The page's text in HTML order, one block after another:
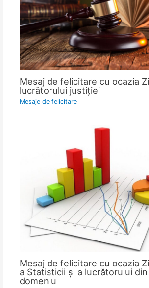
Mesaj de felicitare cu ocazia
lucrătorului justiţiei
Mesaje de felicitare
Mesaj de felicitare cu ocazia
a Statisticii şi a lucrătorului
domeniu